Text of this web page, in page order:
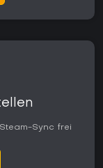
Sync frei